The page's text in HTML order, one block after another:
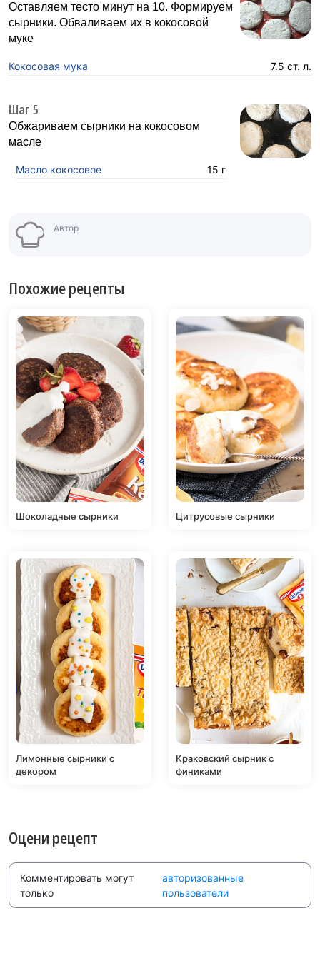
Оставляем тесто минут на 10. Формируем
сырники. Обваливаем их в кокосовой
муке
Кокосовая мука 7.5 ст. л.
Шаг 5
Обжариваем сырники на кокосовом
масле
Масло кокосовое 15 г
Автор
Похожие рецепты
Шоколадные сырники Цитрусовые сырники
Лимонные сырники с
декором
Краковский сырник с
финиками
Оцени рецепт
Комментировать могут
только
авторизованные
пользователи